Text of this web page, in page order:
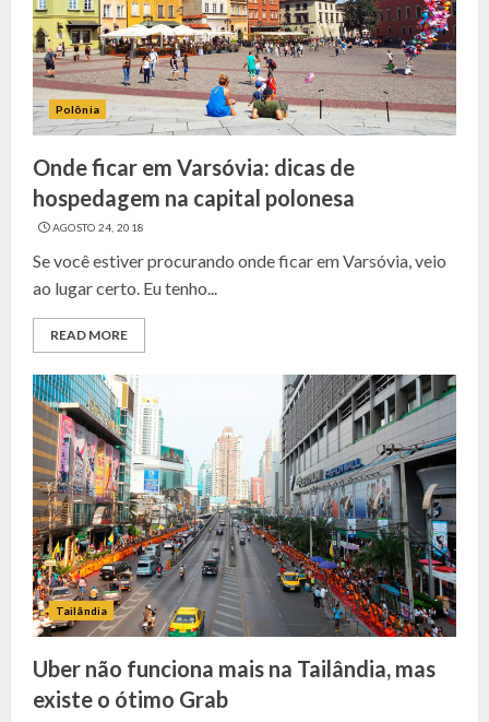
Polônia
Onde ficar em Varsóvia: dicas de
hospedagem na capital polonesa
AGOSTO 24, 2018
Se você estiver procurando onde ficar em Varsóvia, veio
ao lugar certo. Eu tenho...
READ MORE
Tailândia
Uber não funciona mais na Tailândia, mas
existe o ótimo Grab